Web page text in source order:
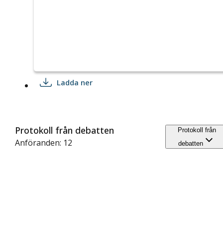
Ladda ner
Protokoll från debatten
Anföranden: 12
Protokoll från
debatten